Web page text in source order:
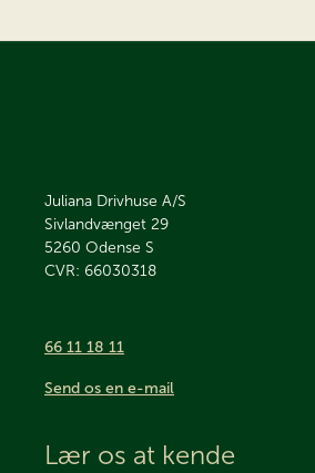
Juliana Drivhuse A/S
Sivlandvænget 29
5260 Odense S
CVR: 66030318
66 11 18 11
Send os en e-mail
Lær os at kende